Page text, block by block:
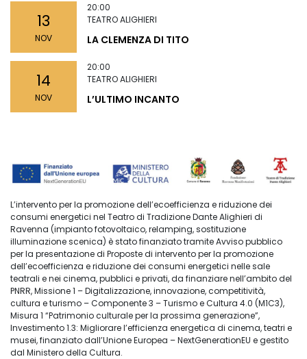
13
NOV
20:00
TEATRO ALIGHIERI
LA CLEMENZA DI TITO
14
NOV
20:00
TEATRO ALIGHIERI
L’ULTIMO INCANTO
L’intervento per la promozione dell’ecoefficienza e riduzione dei
consumi energetici nel Teatro di Tradizione Dante Alighieri di
Ravenna (impianto fotovoltaico, relamping, sostituzione
illuminazione scenica) è stato finanziato tramite Avviso pubblico
per la presentazione di Proposte di intervento per la promozione
dell’ecoefficienza e riduzione dei consumi energetici nelle sale
teatrali e nei cinema, pubblici e privati, da finanziare nell’ambito del
PNRR, Missione 1 – Digitalizzazione, innovazione, competitività,
cultura e turismo – Componente 3 – Turismo e Cultura 4.0 (M1C3),
Misura 1 “Patrimonio culturale per la prossima generazione”,
Investimento 1.3: Migliorare l’efficienza energetica di cinema, teatri e
musei, finanziato dall’Unione Europea – NextGenerationEU e gestito
dal Ministero della Cultura.